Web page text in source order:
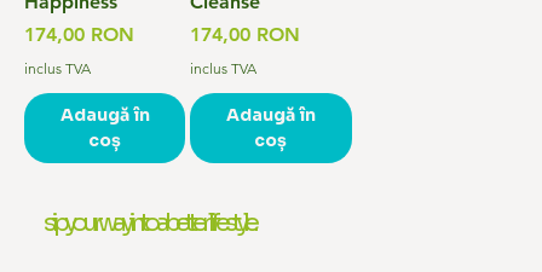
Preț
174,00 RON
inclus TVA
Adaugă în
coș
Preț
174,00 RON
inclus TVA
Adaugă în
coș
sip your way into a better lifestyle.